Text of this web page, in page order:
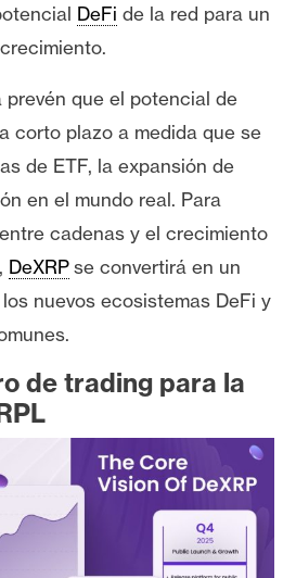
DeFi de la red para un
prevén que el potencial de
corto plazo a medida que se
de ETF, la expansión de
en el mundo real. Para
cadenas y el crecimiento
DeXRPse convertirá en un
nuevos ecosistemas DeFi y
de trading para la